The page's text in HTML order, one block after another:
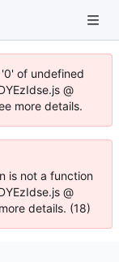
of undefined
@
more details.
is not a function
@
details. (18)